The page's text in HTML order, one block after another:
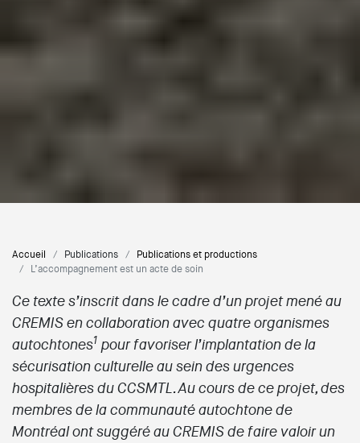
Accueil Publications
Publications et productions
L’accompagnement est un acte de soin
Ce texte s’inscrit dans le cadre d’un projet mené au
CREMIS en collaboration avec quatre organismes
autochtones1 pour favoriser l’implantation de la
sécurisation culturelle au sein des urgences
hospitalières du CCSMTL. Au cours de ce projet, des
membres de la communauté autochtone de
Montréal ont suggéré au CREMIS de faire valoir un